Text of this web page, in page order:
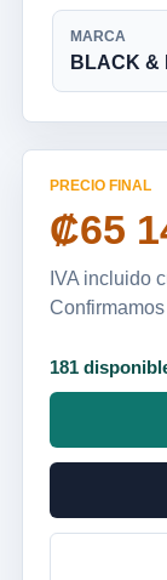
MARCA
BLACK &
PRECIO FINAL
₡65
IVA incluido
181